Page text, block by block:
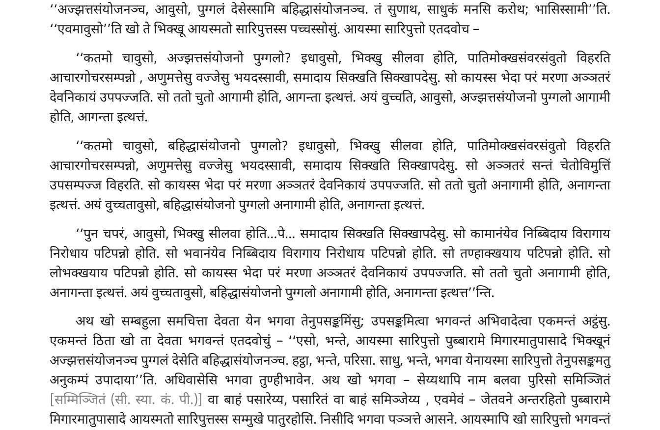
‘‘अज्झत्तसंयोजनञ्च, आवुसो, पुग्गलं देसेस्सामि बहिद्धासंयोजनञ्च. तं सुणाथ, साधुकं मनसि करोथ; भासिस्सामी’’ति.
‘‘एवमावुसो’’तिखो ते भिक्खू आयस्मतो सारिपुत्तस्स पच्चस्सोसुं. आयस्मा सारिपुत्तो एतदवोच –
‘‘कतमो चावुसो, अज्झत्तसंयोजनो पुग्गलो? इधावुसो, भिक्खु सीलवा होति, पातिमोक्खसंवरसंवुतो विहरति
आचारगोचरसम्पन्नो , अणुमत्तेसु वज्जेसु भयदस्सावी, समादाय सिक्खति सिक्खापदेसु. सो कायस्स भेदा परं मरणा अञ्ञतरं
देवनिकायं उपपज्जति. सो ततो चुतो आगामी होति, आगन्ता इत्थत्तं. अयं वुच्चति, आवुसो, अज्झत्तसंयोजनो पुग्गलो आगामी
होति, आगन्ता इत्थत्तं.
‘‘कतमोचावुसो, बहिद्धासंयोजनो पुग्गलो? इधावुसो, भिक्खु सीलवा होति, पातिमोक्खसंवरसंवुतो विहरति
आचारगोचरसम्पन्नो, अणुमत्तेसु वज्जेसु भयदस्सावी, समादाय सिक्खति सिक्खापदेसु. सो अञ्ञतरं सन्तं चेतोविमुत्तिं
उपसम्पज्ज विहरति. सो कायस्स भेदा परं मरणा अञ्ञतरं देवनिकायं उपपज्जति. सो ततो चुतो अनागामी होति, अनागन्ता
इत्थत्तं. अयं वुच्चतावुसो, बहिद्धासंयोजनो पुग्गलो अनागामी होति, अनागन्ता इत्थत्तं.
‘‘पुन चपरं, आवुसो, भिक्खु सीलवा होति…पे… समादाय सिक्खति सिक्खापदेसु. सो कामानंयेव निब्बिदाय विरागाय
निरोधाय पटिपन्नो होति. सो भवानंयेव निब्बिदाय विरागाय निरोधाय पटिपन्नो होति. सो तण्हाक्खयाय पटिपन्नो होति. सो
लोभक्खयाय पटिपन्नो होति. सो कायस्स भेदा परं मरणा अञ्ञतरं देवनिकायं उपपज्जति. सो ततो चुतो अनागामी होति,
अनागन्ता इत्थत्तं. अयं वुच्चतावुसो, बहिद्धासंयोजनो पुग्गलो अनागामी होति, अनागन्ता इत्थत्त’’न्ति.
अथ खो सम्बहुला समचित्ता देवता येन भगवा तेनुपसङ्कमिंसु; उपसङ्कमित्वा भगवन्तं अभिवादेत्वा एकमन्तं अट्ठंसु.
एकमन्तं ठिता खो ता देवता भगवन्तं एतदवोचुं – ‘‘एसो, भन्ते, आयस्मा सारिपुत्तो पुब्बारामे मिगारमातुपासादे भिक्खूनं
अज्झत्तसंयोजनञ्च पुग्गलं देसेति बहिद्धासंयोजनञ्च. हट्ठा, भन्ते, परिसा. साधु, भन्ते, भगवा येनायस्मा सारिपुत्तो तेनुपसङ्कमतु
अनुकम्पं उपादाया’’ति. अधिवासेसि भगवा तुण्हीभावेन. अथ खो भगवा – सेय्यथापि नाम बलवा पुरिसो समिञ्जितं
[सम्मिञ्जितं (सी. स्या. कं. पी.)] वा बाहं पसारेय्य, पसारितं वा बाहं समिञ्जेय्य , एवमेवं – जेतवने अन्तरहितो पुब्बारामे
मिगारमातुपासादे आयस्मतो सारिपुत्तस्स सम्मुखे पातुरहोसि. निसीदि भगवा पञ्ञत्ते आसने. आयस्मापि खो सारिपुत्तो भगवन्तं